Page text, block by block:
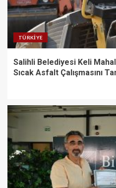
TÜRKIYE
Salihli Belediyesi Keli
Sıcak Asfalt Çalışmasını